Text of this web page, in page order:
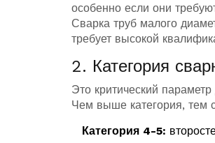
особенно если они
Сварка труб малого
требует высокой
2. Категория
Это критический
Чем выше категория, тем
Категория 4-5: